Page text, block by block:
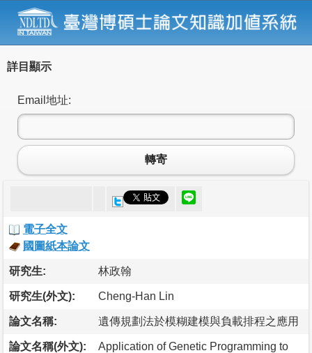
詳目顯示
Email地址:
轉寄
電子全文
國圖紙本論文
研究生: 林政翰
研究生(外文): Cheng-Han Lin
論文名稱: 遺傳規劃法於模糊建模與負載排程之應用
論文名稱(外文):
Application of Genetic Programming to